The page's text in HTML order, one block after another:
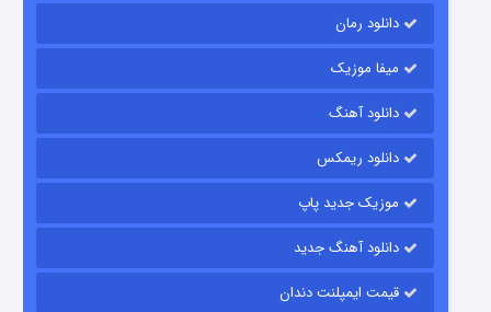
قسمت
دانلود رمان
میفا موزیک
دانلود آهنگ
دانلود ریمکس
موزیک جدید پاپ
دانلود آهنگ جدید
قیمت ایمپلنت دندان